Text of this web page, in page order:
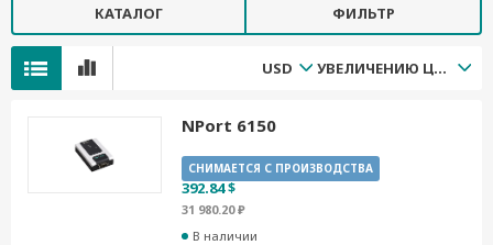
КАТАЛОГ ФИЛЬТР
USD УВЕЛИЧЕНИЮ ЦЕНЫ
NPort 6150
СНИМАЕТСЯ С ПРОИЗВОДСТВА
392.84 $
31 980.20 ₽
В наличии